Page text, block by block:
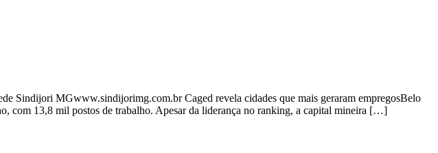
Sindijori MGwww.sindijorimg.com.br Caged revela cidades que mais geraram empregosBelo
com 13,8 mil postos de trabalho. Apesar da liderança no ranking, a capital mineira […]